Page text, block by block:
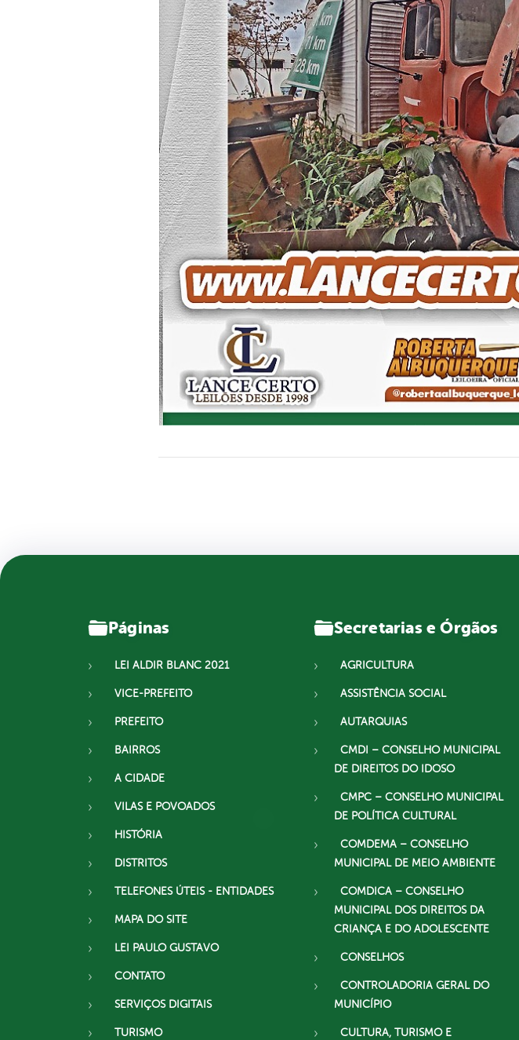
Páginas
LEI ALDIR BLANC 2021
VICE-PREFEITO
PREFEITO
BAIRROS
A CIDADE
VILAS E POVOADOS
HISTÓRIA
DISTRITOS
TELEFONES ÚTEIS - ENTIDADES
MAPA DO SITE
LEI PAULO GUSTAVO
CONTATO
SERVIÇOS DIGITAIS
TURISMO
Secretarias e Órgãos
AGRICULTURA
ASSISTÊNCIA SOCIAL
AUTARQUIAS
CMDI – CONSELHO MUNICIPAL
DE DIREITOS DO IDOSO
CMPC – CONSELHO MUNICIPAL
DE POLÍTICA CULTURAL
COMDEMA – CONSELHO
MUNICIPAL DE MEIO AMBIENTE
COMDICA – CONSELHO
MUNICIPAL DOS DIREITOS DA
CRIANÇA E DO ADOLESCENTE
CONSELHOS
CONTROLADORIA GERAL DO
MUNICÍPIO
CULTURA, TURISMO E